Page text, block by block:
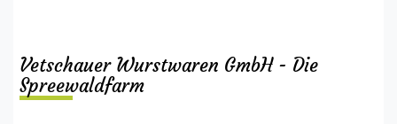
Vetschauer Wurstwaren GmbH - Die
Spreewaldfarm